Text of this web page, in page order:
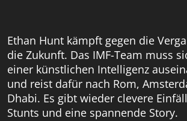
Ethan Hunt kämpft gegen die
die Zukunft. Das IMF-Team muss
einer künstlichen Intelligenz
und reist dafür nach Rom,
Dhabi. Es gibt wieder clevere
Stunts und eine spannende Story.